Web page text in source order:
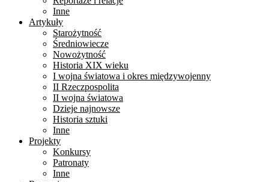
Inne
Artykuły
Starożytność
Średniowiecze
Nowożytność
Historia XIX wieku
I wojna światowa i okres międzywojenny
II Rzeczpospolita
II wojna światowa
Dzieje najnowsze
Historia sztuki
Inne
Projekty
Konkursy
Patronaty
Inne